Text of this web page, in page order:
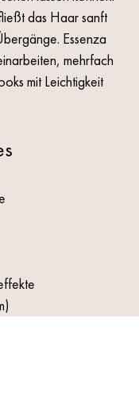
das Haar sanft
Essenza
mehrfach
mit Leichtigkeit